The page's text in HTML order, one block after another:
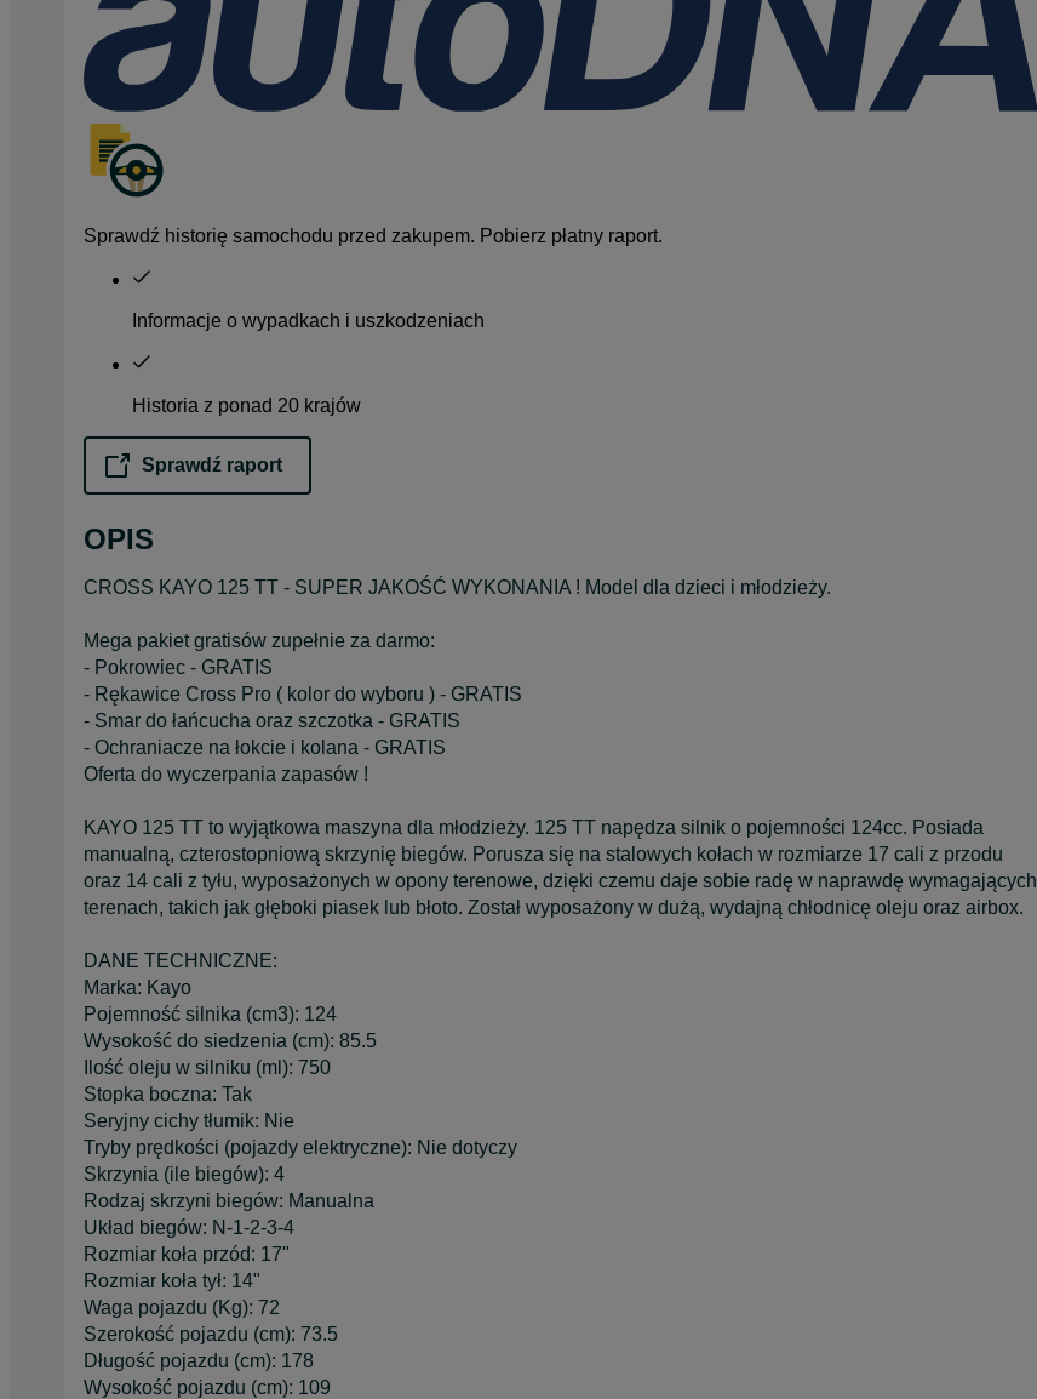
Sprawdź historię samochodu przed zakupem. Pobierz płatny raport.
Informacje o wypadkach i uszkodzeniach
Historia z ponad 20 krajów
Sprawdź raport
opens in a new tab
OPIS
CROSS KAYO 125 TT - SUPER JAKOŚĆ WYKONANIA ! Model dla dzieci i młodzieży.
Mega pakiet gratisów zupełnie za darmo:
- Pokrowiec - GRATIS
- Rękawice Cross Pro ( kolor do wyboru ) - GRATIS
- Smar do łańcucha oraz szczotka - GRATIS
- Ochraniacze na łokcie i kolana - GRATIS
Oferta do wyczerpania zapasów !
KAYO 125 TT to wyjątkowa maszyna dla młodzieży. 125 TT napędza silnik o pojemności 124cc. Posiada
manualną, czterostopniową skrzynię biegów. Porusza się na stalowych kołach w rozmiarze 17 cali z przodu
oraz 14 cali z tyłu, wyposażonych w opony terenowe, dzięki czemu daje sobie radę w naprawdę wymagających
terenach, takich jak głęboki piasek lub błoto. Został wyposażony w dużą, wydajną chłodnicę oleju oraz airbox.
DANE TECHNICZNE:
Marka: Kayo
Pojemność silnika (cm3): 124
Wysokość do siedzenia (cm): 85.5
Ilość oleju w silniku (ml): 750
Stopka boczna: Tak
Seryjny cichy tłumik: Nie
Tryby prędkości (pojazdy elektryczne): Nie dotyczy
Skrzynia (ile biegów): 4
Rodzaj skrzyni biegów: Manualna
Układ biegów: N-1-2-3-4
Rozmiar koła przód: 17"
Rozmiar koła tył: 14"
Waga pojazdu (Kg): 72
Szerokość pojazdu (cm): 73.5
Długość pojazdu (cm): 178
Wysokość pojazdu (cm): 109